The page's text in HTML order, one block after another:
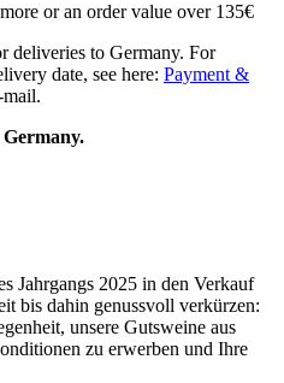
or an order value over 135€
deliveries to Germany. For
date, see here: Payment &
Jahrgangs 2025 in den Verkauf
bis dahin genussvoll verkürzen:
unsere Gutsweine aus
zu erwerben und Ihre